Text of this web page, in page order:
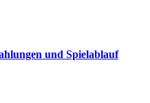
und Spielablauf